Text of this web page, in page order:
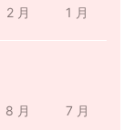
2 月 1 月
8 月 7 月